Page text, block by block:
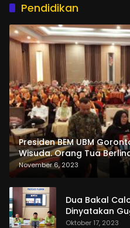
Pendidikan
Presiden BEM UBM
Wisuda. Orang Tua
dan Pemasangan
November 6, 2023
Dua Bakal
Dinyatakan
Oktober 17, 2023